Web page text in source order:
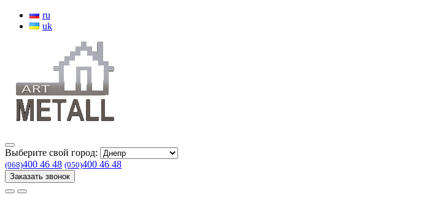
ru
uk
Выберите свой город:
(068)400 46 48 (050)400 46 48
Заказать звонок